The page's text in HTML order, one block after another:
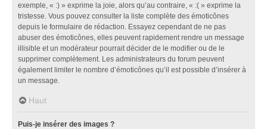
exemple, « :) » exprime la joie, alors qu’au contraire, « :( » exprime la
tristesse. Vous pouvez consulter la liste complète des émoticônes
depuis le formulaire de rédaction. Essayez cependant de ne pas
abuser des émoticônes, elles peuvent rapidement rendre un message
illisible et un modérateur pourrait décider de le modifier ou de le
supprimer complètement. Les administrateurs du forum peuvent
également limiter le nombre d’émoticônes qu’il est possible d’insérer à
un message.
Haut
Puis-je insérer des images ?